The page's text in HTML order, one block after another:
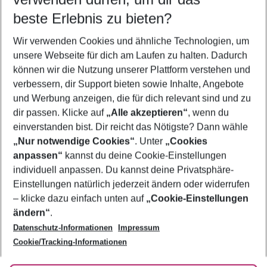
5-8 Nächte
2 Erwachsene Keine Kinder
Mehr Filter anzeigen
Footer
Footer navigation
Über uns
AGB
Bestpreisgarantie
Cookie-Einstellungen ändern
Cookie-Richtlinie
Agenturbetreuung
Barrierefreies Reisen
Folge uns
beste Erlebnis zu bieten?
Wir verwenden Cookies und ähnliche Technologien, um
unsere Webseite für dich am Laufen zu halten. Dadurch
können wir die Nutzung unserer Plattform verstehen und
verbessern, dir Support bieten sowie Inhalte, Angebote
und Werbung anzeigen, die für dich relevant sind und zu
dir passen. Klicke auf „Alle akzeptieren“, wenn du
einverstanden bist. Dir reicht das Nötigste? Dann wähle
„Nur notwendige Cookies“. Unter „Cookies
anpassen“ kannst du deine Cookie-Einstellungen
individuell anpassen. Du kannst deine Privatsphäre-
Einstellungen natürlich jederzeit ändern oder widerrufen
– klicke dazu einfach unten auf „Cookie-Einstellungen
ändern“.
Datenschutz-Informationen
Impressum
Cookie/Tracking-Informationen